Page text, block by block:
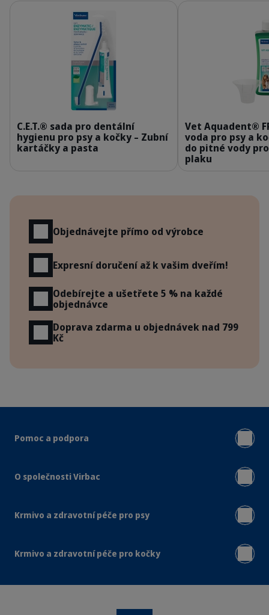
309624_Kit_Enzymatic-
C.E.T.® sada pro dentální
hygienu pro psy a kočky – Zubní
kartáčky a pasta
Vet Aquadent®
voda pro psy a
do pitné vody
plaku
Objednávejte přímo od výrobce
Expresní doručení až k vašim dveřím!
Odebírejte a ušetřete 5 % na každé
objednávce
Doprava zdarma u objednávek nad 799
Kč
Pomoc a podpora
O společnosti Virbac
Krmivo a zdravotní péče pro psy
Krmivo a zdravotní péče pro kočky